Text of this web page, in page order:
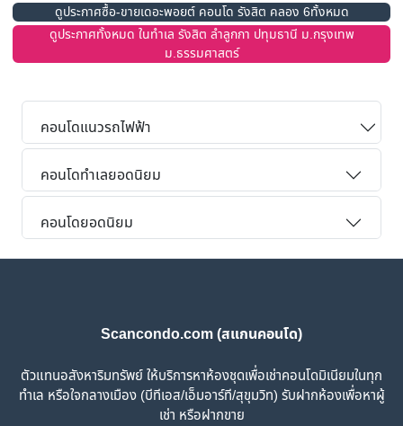
ดูประกาศซื้อ-ขายเดอะพอยต์ คอนโด รังสิต คลอง 6ทั้งหมด
ดูประกาศทั้งหมด ในทำเล รังสิต ลำลูกกา ปทุมธานี ม.กรุงเทพ
ม.ธรรมศาสตร์
คอนโดแนวรถไฟฟ้า
คอนโดทำเลยอดนิยม
คอนโดยอดนิยม
Scancondo.com (สแกนคอนโด)
ตัวแทนอสังหาริมทรัพย์ ให้บริการหาห้องชุดเพื่อเช่าคอนโดมิเนียมในทุก
ทำเล หรือใจกลางเมือง (บีทีเอส/เอ็มอาร์ที/สุขุมวิท) รับฝากห้องเพื่อหาผู้
เช่า หรือฝากขาย